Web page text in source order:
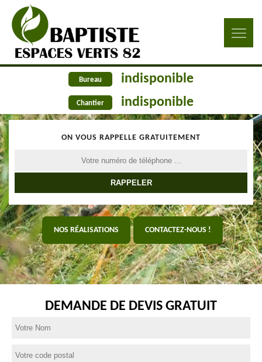
Bureau indisponible
Chantier indisponible
ON VOUS RAPPELLE GRATUITEMENT
NOS RÉALISATIONS CONTACTEZ-NOUS !
DEMANDE DE DEVIS GRATUIT